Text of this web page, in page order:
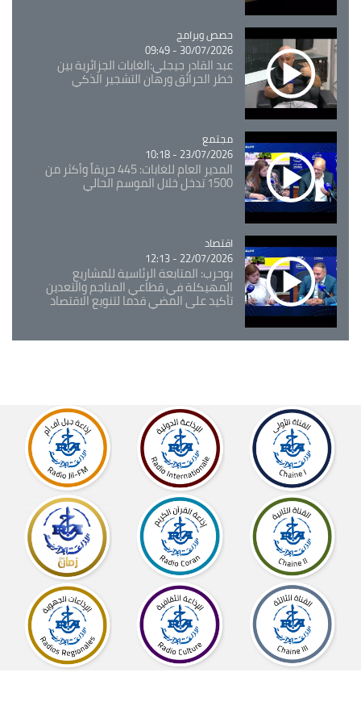
Catégorie
حصص وبرامج
30/07/2026 - 09:49
عبد القادر جيجلي:الغابات الجزائرية بين
خطر الحرائق ورهان التشجير الذكي
Catégorie
مجتمع
23/07/2026 - 10:18
المدير العام للغابات: 445 حريقاً وأكثر من
1500 تدخل خلال الموسم الحالي
Catégorie
اقتصاد
22/07/2026 - 12:13
بوحرب: المتابعة الرئاسية للمشاريع
المهيكلة في قطاعي المناجم والتعدين
تأكيد على المضي قدما لتنويع الاقتصاد